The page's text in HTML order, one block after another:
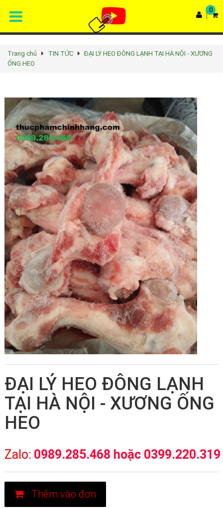
0
Trang chủ TIN TỨC
ĐẠI LÝ HEO ĐÔNG LẠNH TẠI HÀ NỘI - XƯƠNG
ỐNG HEO
ĐẠI LÝ HEO ĐÔNG LẠNH
TẠI HÀ NỘI - XƯƠNG ỐNG
HEO
Zalo: 0989.285.468 hoặc 0399.220.319
Thêm vào đơn